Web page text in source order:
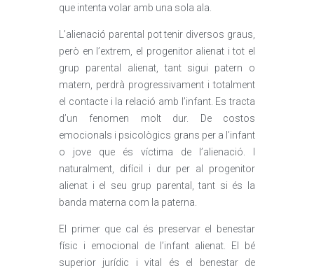
que intenta volar amb una sola ala.
L’alienació parental pot tenir diversos graus,
però en l’extrem, el progenitor alienat i tot el
grup parental alienat, tant sigui patern o
matern, perdrà progressivament i totalment
el contacte i la relació amb l’infant. Es tracta
d’un fenomen molt dur. De costos
emocionals i psicològics grans per a l’infant
o jove que és víctima de l’alienació. I
naturalment, difícil i dur per al progenitor
alienat i el seu grup parental, tant si és la
banda materna com la paterna.
El primer que cal és preservar el benestar
físic i emocional de l’infant alienat. El bé
superior jurídic i vital és el benestar de